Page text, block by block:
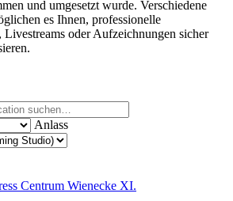
und umgesetzt wurde. Verschiedene
es Ihnen, professionelle
oder Aufzeichnungen sicher
Anlass